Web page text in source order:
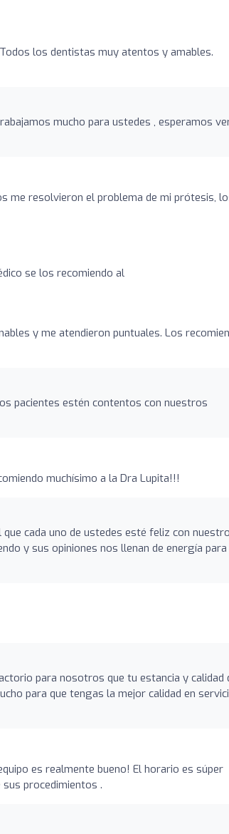
los dentistas muy atentos y amables.
mucho para ustedes , esperamos
me resolvieron el problema de mi prótesis,
se los recomiendo al
y me atendieron puntuales. Los
pacientes estén contentos con nuestros
muchísimo a la Dra Lupita!!!
cada uno de ustedes esté feliz con
y sus opiniones nos llenan de energía para
para nosotros que tu estancia y calidad
para que tengas la mejor calidad en
es realmente bueno! El horario es súper
procedimientos .